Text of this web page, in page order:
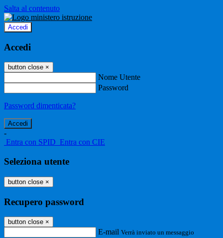
Salta al contenuto
Accedi
Accedi
button close ×
Nome Utente
Password
Password dimenticata?
-
Entra con SPID Entra con CIE
Seleziona utente
button close ×
Recupero password
button close ×
E-mail Verrà inviato un messaggio